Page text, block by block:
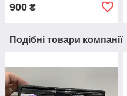
900 ₴
Подібні товари компанії